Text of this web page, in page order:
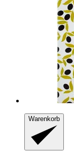
Warenkorb